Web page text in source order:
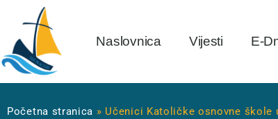
Naslovnica Vijesti E-
Početna stranica » Učenici Katoličke osnovne